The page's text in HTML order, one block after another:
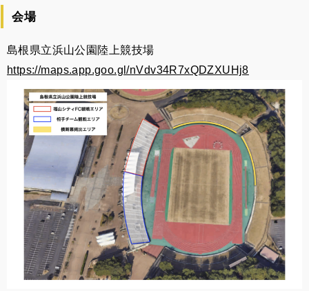
会場
島根県立浜山公園陸上競技場
https://maps.app.goo.gl/nVdv34R7xQDZXUHj8